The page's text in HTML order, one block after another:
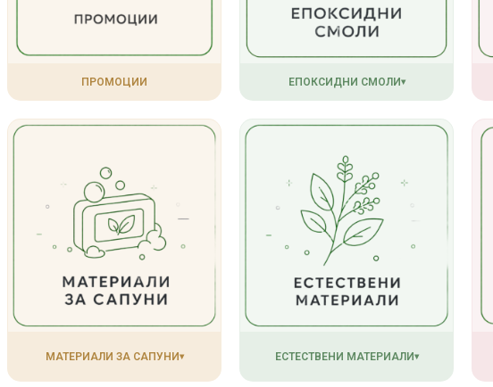
ПРОМОЦИИ ЕПОКСИДНИ СМОЛИ▾
МАТЕРИАЛИ ЗА САПУНИ▾ ЕСТЕСТВЕНИ МАТЕРИАЛИ▾